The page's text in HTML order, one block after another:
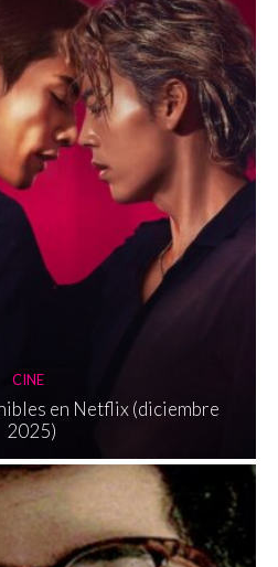
CINE
en Netflix (diciembre
2025)